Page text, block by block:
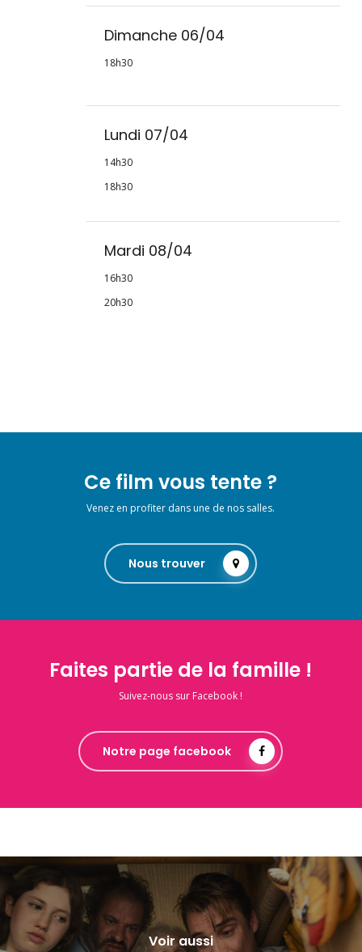
Dimanche 06/04
18h30
Lundi 07/04
14h30
18h30
Mardi 08/04
16h30
20h30
Ce film vous tente ?
Venez en profiter dans une de nos salles.
Nous trouver
Faites partie de la famille !
Suivez-nous sur Facebook !
Notre page facebook
Voir aussi